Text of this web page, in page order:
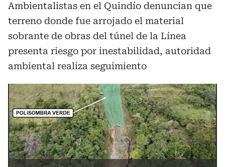
Ambientalistas en el Quindío denuncian que
terreno donde fue arrojado el material
sobrante de obras del túnel de la Línea
presenta riesgo por inestabilidad, autoridad
ambiental realiza seguimiento